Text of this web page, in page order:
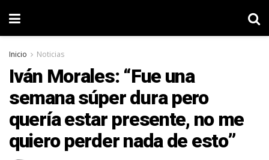
Inicio Noticias
Iván Morales: “Fue una
semana súper dura pero
quería estar presente, no me
quiero perder nada de esto”